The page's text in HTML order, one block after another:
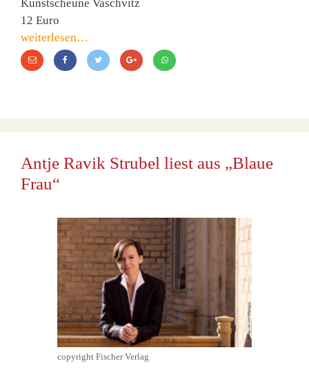
Kunstscheune Vaschvitz
12 Euro
weiterlesen…
Antje Ravik Strubel liest aus „Blaue
Frau“
copyright Fischer Verlag